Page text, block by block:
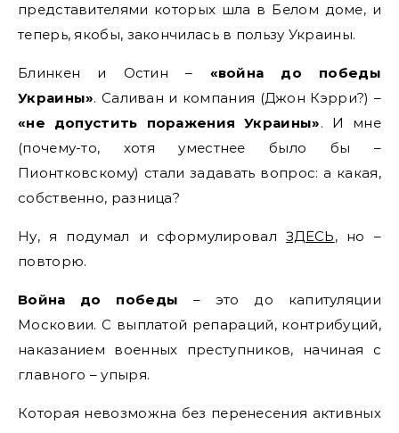
представителями которых шла в Белом доме, и
теперь, якобы, закончилась в пользу Украины.
Блинкен и Остин – «война до победы
Украины». Саливан и компания (Джон Кэрри?) –
«не допустить поражения Украины». И мне
(почему-то, хотя уместнее было бы –
Пионтковскому) стали задавать вопрос: а какая,
собственно, разница?
Ну, я подумал и сформулировалЗДЕСЬ, но –
повторю.
Война до победы – это до капитуляции
Московии. С выплатой репараций, контрибуций,
наказанием военных преступников, начиная с
главного – упыря.
Которая невозможна без перенесения активных